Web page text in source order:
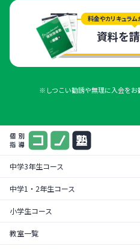
料金やカリキュラム
資料を
※しつこい勧誘や無理に入会をお
中学3年生コース
中学1・2年生コース
小学生コース
教室一覧